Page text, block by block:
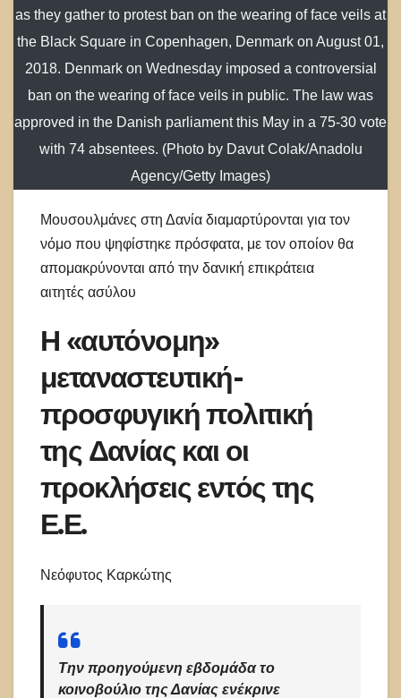
as they gather to protest ban on the wearing of face veils at
the Black Square in Copenhagen, Denmark on August 01,
2018. Denmark on Wednesday imposed a controversial
ban on the wearing of face veils in public. The law was
approved in the Danish parliament this May in a 75-30 vote
with 74 absentees. (Photo by Davut Colak/Anadolu
Agency/Getty Images)
Μουσουλμάνες στη Δανία διαμαρτύρονται για τον
νόμο που ψηφίστηκε πρόσφατα, με τον οποίον θα
απομακρύνονται από την δανική επικράτεια
αιτητές ασύλου
Η «αυτόνομη»
μεταναστευτική-
προσφυγική πολιτική
της Δανίας και οι
προκλήσεις εντός της
Ε.Ε.
Νεόφυτος Καρκώτης
Την προηγούμενη εβδομάδα το
κοινοβούλιο της Δανίας ενέκρινε